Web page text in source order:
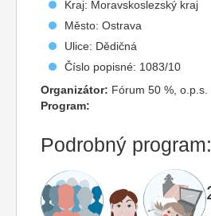
Kraj: Moravskoslezský kraj
Město: Ostrava
Ulice: Dědičná
Číslo popisné: 1083/10
Organizátor: Fórum 50 %, o.p.s.
Program:
Podrobný program: